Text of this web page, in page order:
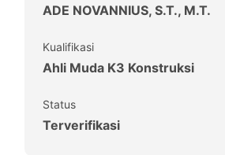
ADE NOVANNIUS, S.T., M.T.
Kualifikasi
Ahli Muda K3 Konstruksi
Status
Terverifikasi